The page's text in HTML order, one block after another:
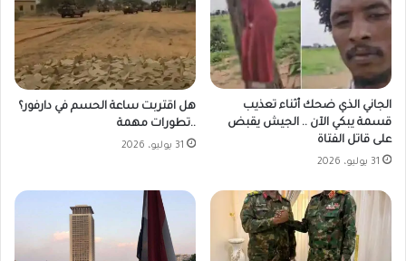
الجاني الذي ضحك أثناء تعذيب
قسمة يبكي الآن .. الجيش يقبض
على قاتل الفتاة
31 يوليو، 2026
هل اقتربت ساعة الحسم في دارفور؟
..تطورات مهمة
31 يوليو، 2026